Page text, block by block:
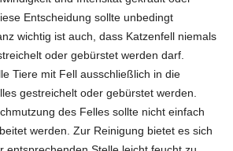
Entscheidung sollte unbedingt
wichtig ist auch, dass Katzenfell niemals
oder gebürstet werden darf.
Tiere mit Fell ausschließlich in die
gestreichelt oder gebürstet werden.
des Felles sollte nicht einfach
werden. Zur Reinigung bietet es sich